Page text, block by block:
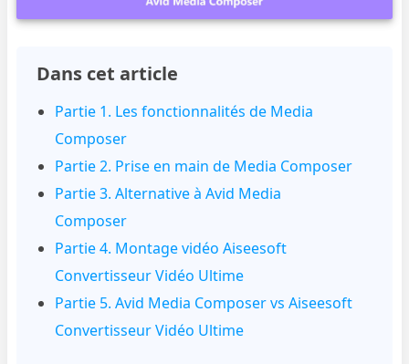
Dans cet article
Partie 1. Les fonctionnalités de Media
Composer
Partie 2. Prise en main de Media Composer
Partie 3. Alternative à Avid Media
Composer
Partie 4. Montage vidéo Aiseesoft
Convertisseur Vidéo Ultime
Partie 5. Avid Media Composer vs Aiseesoft
Convertisseur Vidéo Ultime